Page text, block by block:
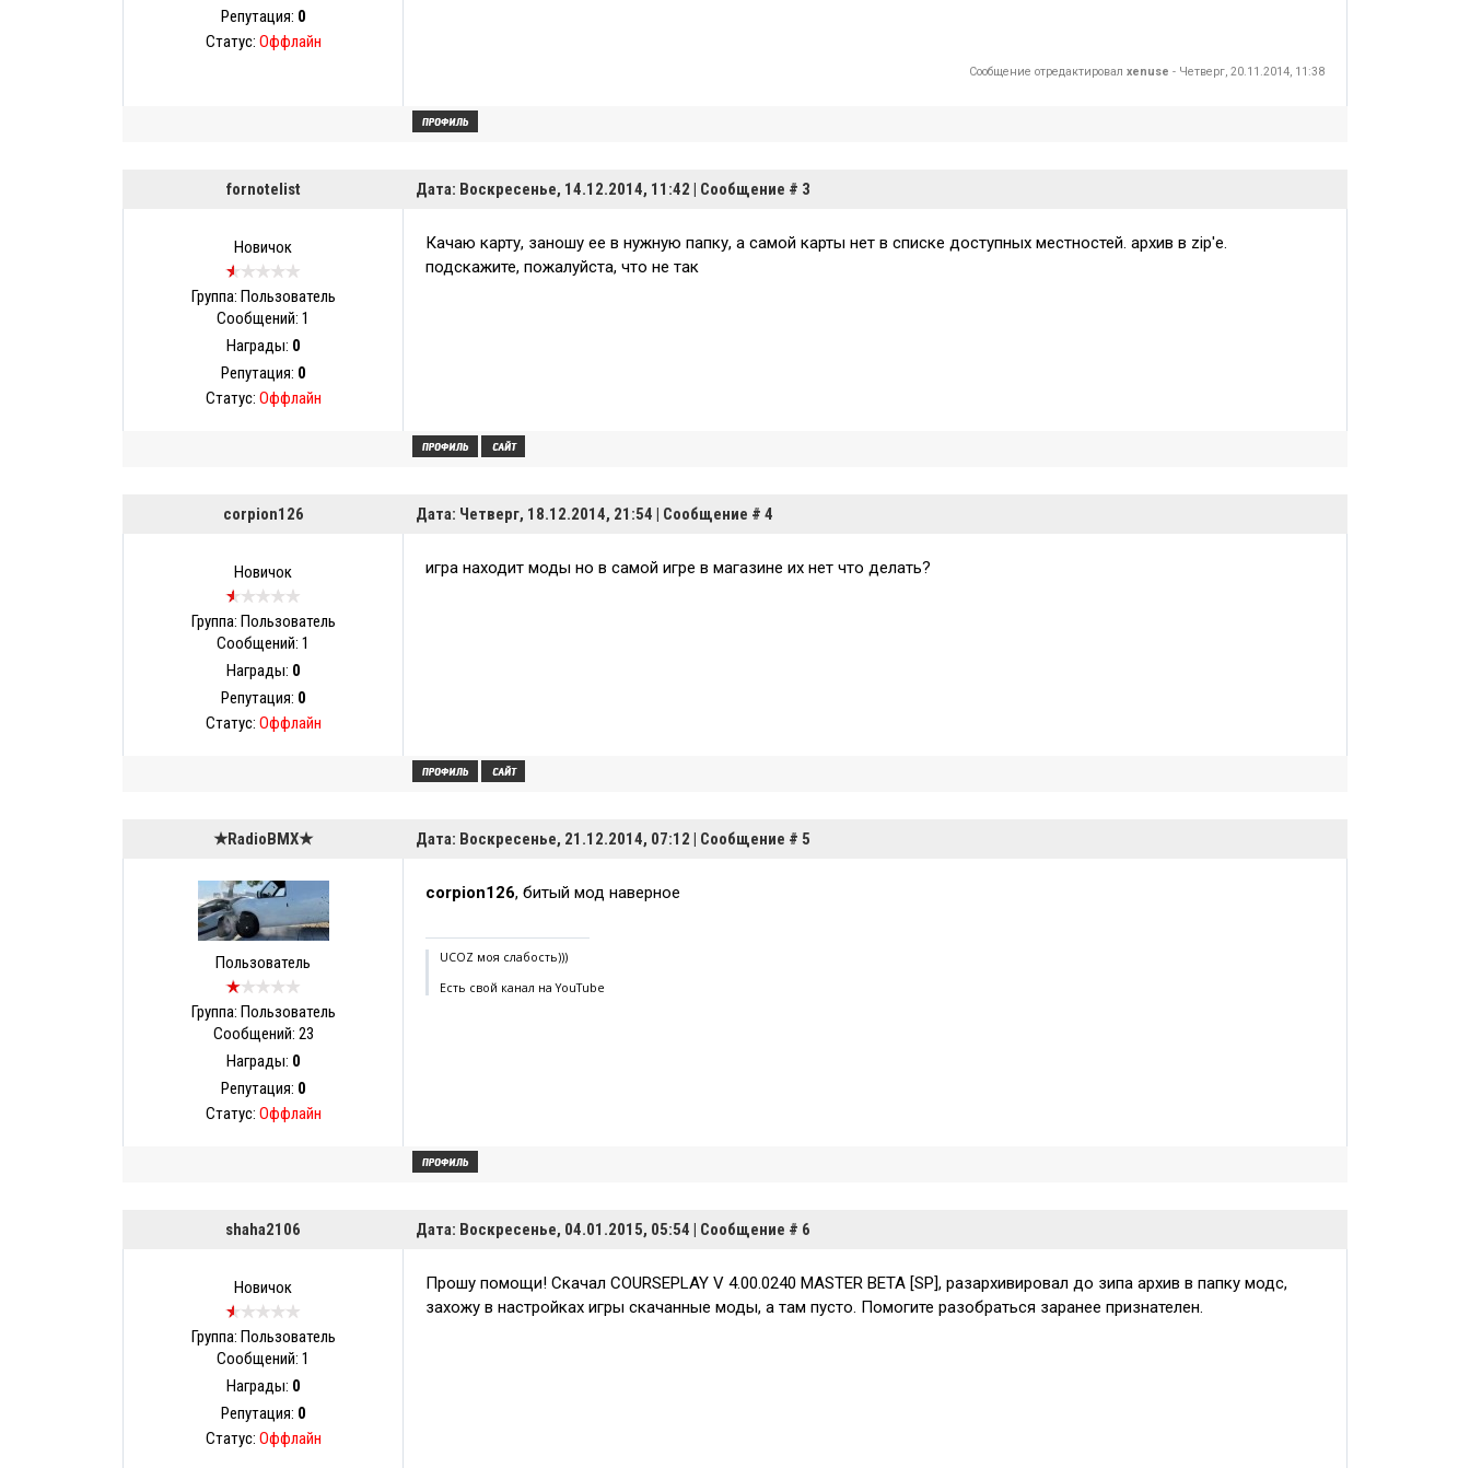
Репутация: 0
Статус: Оффлайн
Сообщение отредактировал xenuse - Четверг, 20.11.2014, 11:38
fornotelist Дата: Воскресенье, 14.12.2014, 11:42 | Сообщение # 3
Новичок
Группа: Пользователь
Сообщений: 1
Награды: 0
Репутация: 0
Статус: Оффлайн
Качаю карту, заношу ее в нужную папку, а самой карты нет в списке доступных местностей. архив в zip'е.
подскажите, пожалуйста, что не так
corpion126 Дата: Четверг, 18.12.2014, 21:54 | Сообщение # 4
Новичок
Группа: Пользователь
Сообщений: 1
Награды: 0
Репутация: 0
Статус: Оффлайн
игра находит моды но в самой игре в магазине их нет что делать?
★RadioBMX★ Дата: Воскресенье, 21.12.2014, 07:12 | Сообщение # 5
Пользователь
Группа: Пользователь
Сообщений: 23
Награды: 0
Репутация: 0
Статус: Оффлайн
corpion126, битый мод наверное
UCOZ моя слабость)))
Есть свой канал на YouTube
shaha2106 Дата: Воскресенье, 04.01.2015, 05:54 | Сообщение # 6
Новичок
Группа: Пользователь
Сообщений: 1
Награды: 0
Репутация: 0
Статус: Оффлайн
Прошу помощи! Скачал COURSEPLAY V 4.00.0240 MASTER BETA [SP], разархивировал до зипа архив в папку модс,
захожу в настройках игры скачанные моды, а там пусто. Помогите разобраться заранее признателен.